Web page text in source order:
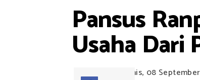
Pansus
Usaha Dari
Kamis, 08